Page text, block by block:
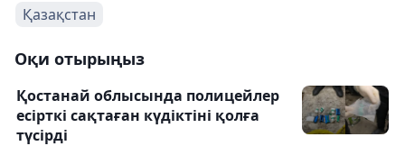
Қазақстан
Оқи отырыңыз
Қостанай облысында полицейлер
есірткі сақтаған күдіктіні қолға
түсірді